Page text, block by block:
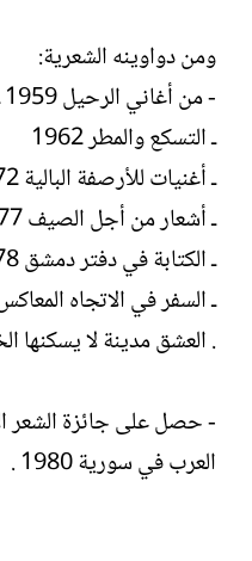
ومن دواوينه الشعرية:
- من أغاني الرحيل 1959 ـ كآبة 1960
ـ التسكع والمطر 1962
ـ أغنيات للأرصفة البالية 1972
ـ أشعار من أجل الصيف 1977
ـ الكتابة في دفتر دمشق 1978
ـ السفر في الاتجاه المعاكس
. العشق مدينة لا يسكنها
- حصل على جائزة الشعر
العرب في سورية 1980 .